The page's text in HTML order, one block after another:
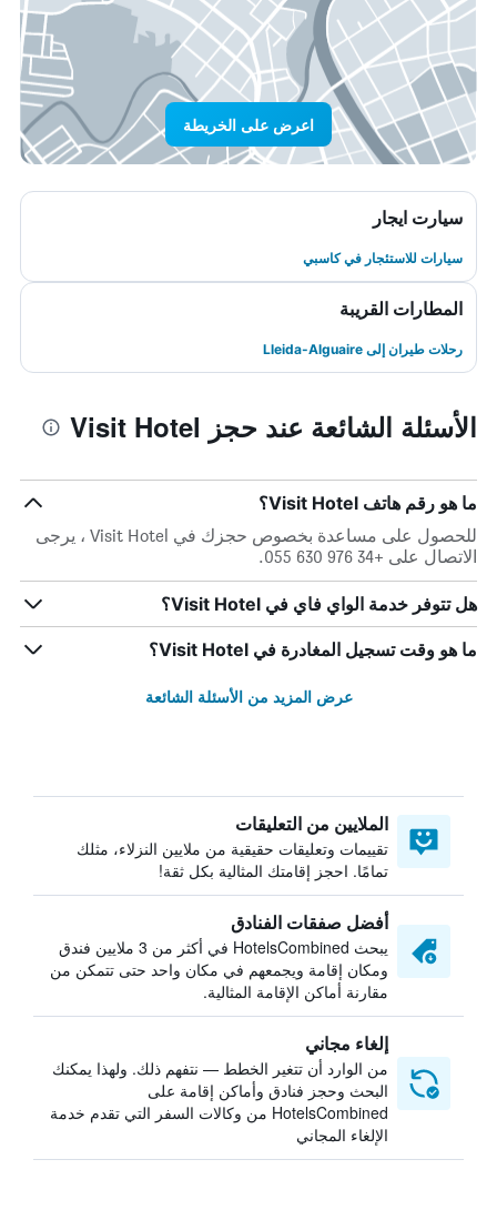
اعرض على الخريطة
سيارت ايجار
سيارات للاستئجار في كاسبي
المطارات القريبة
رحلات طيران إلى Lleida-Alguaire
الأسئلة الشائعة عند حجز Visit Hotel
ما هو رقم هاتف Visit Hotel؟
للحصول على مساعدة بخصوص حجزك في Visit Hotel ، يرجى
الاتصال على +34 976 630 055.
هل تتوفر خدمة الواي فاي في Visit Hotel؟
ما هو وقت تسجيل المغادرة في Visit Hotel؟
عرض المزيد من الأسئلة الشائعة
الملايين من التعليقات
تقييمات وتعليقات حقيقية من ملايين النزلاء، مثلك
تمامًا. احجز إقامتك المثالية بكل ثقة!
أفضل صفقات الفنادق
يبحث HotelsCombined في أكثر من 3 ملايين فندق
ومكان إقامة ويجمعهم في مكان واحد حتى تتمكن من
مقارنة أماكن الإقامة المثالية.
إلغاء مجاني
من الوارد أن تتغير الخطط — نتفهم ذلك. ولهذا يمكنك
البحث وحجز فنادق وأماكن إقامة على
HotelsCombined من وكالات السفر التي تقدم خدمة
الإلغاء المجاني